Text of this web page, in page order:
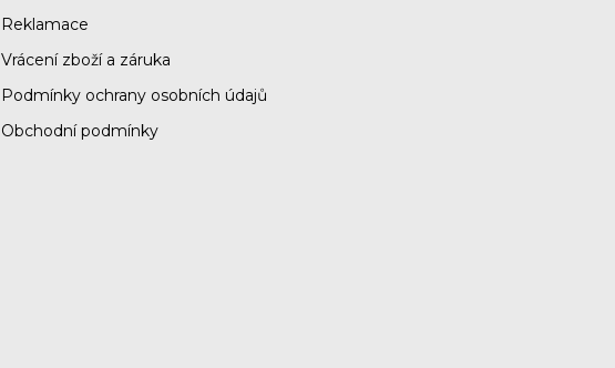
Reklamace
Vrácení zboží a záruka
Podmínky ochrany osobních údajů
Obchodní podmínky